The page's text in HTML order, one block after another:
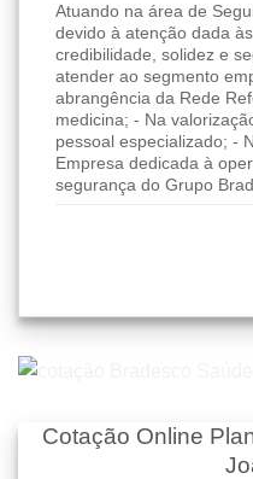
Atuando na área de
devido à atenção dada
credibilidade, solidez e
atender ao segmento
abrangência da Rede
medicina; - Na
pessoal especializado; -
Empresa dedicada à
segurança do Grupo
Cotação Online